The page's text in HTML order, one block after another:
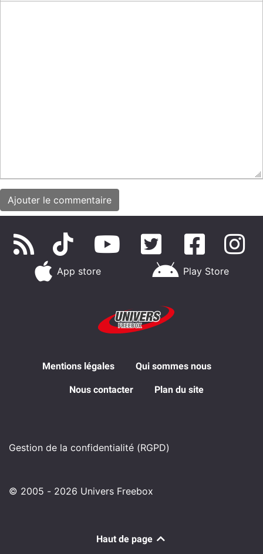
App store Play Store
Mentions légales Qui sommes nous
Nous contacter Plan du site
Gestion de la confidentialité (RGPD)
© 2005 - 2026 Univers Freebox
Haut de page